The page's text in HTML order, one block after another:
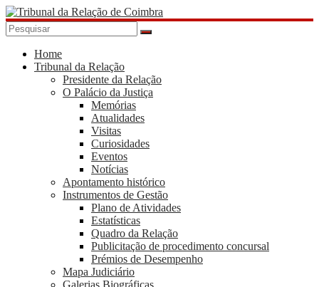
Skip
to
content
Tribunal
Relação
Home
Tribunal da Relação
Presidente da Relação
O Palácio da Justiça
Memórias
Atualidades
Visitas
Curiosidades
Eventos
Notícias
Apontamento histórico
Instrumentos de Gestão
Plano de Atividades
Estatísticas
Quadro da Relação
Publicitação de procedimento concursal
Prémios de Desempenho
Mapa Judiciário
Galerias Biográficas